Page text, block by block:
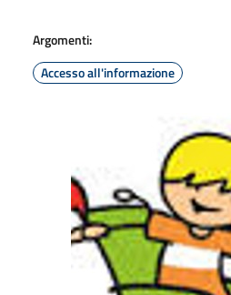
Argomenti:
Accesso all'informazione